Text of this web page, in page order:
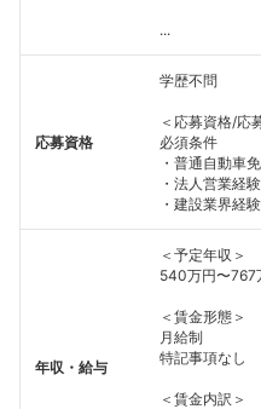
...
応募資格
学歴不問
＜応募資格/応
必須条件
・普通自動車
・法人営業経
・建設業界経
年収・給与
＜予定年収＞
540万円〜767
＜賃金形態＞
月給制
特記事項なし
＜賃金内訳＞